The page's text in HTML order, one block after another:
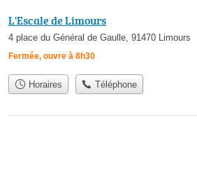
L'Escale de Limours
4 place du Général de Gaulle, 91470 Limours
Fermée, ouvre à 8h30
Horaires Téléphone